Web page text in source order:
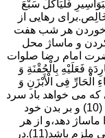
فَلْیَأْکُلْ سَبْعَ
رهایی از
بر خوردن هر شب هفت
کردن و ماساژ محل
حضرت امام رضا صلوات
فَعَلَیْهِ بِالْحُقْنَةِ وَ
الْحَارِّ فِی الْأَبْزَنِ وَ
می خواهد باد سرد
را از خود دور کند لازم است گاهی حقنه کرده (10) و بر بدن خود
دهد،و از هر
سردی خشکی دوری کند و به هر گرمی ملایمی ملزم باشد(11).در